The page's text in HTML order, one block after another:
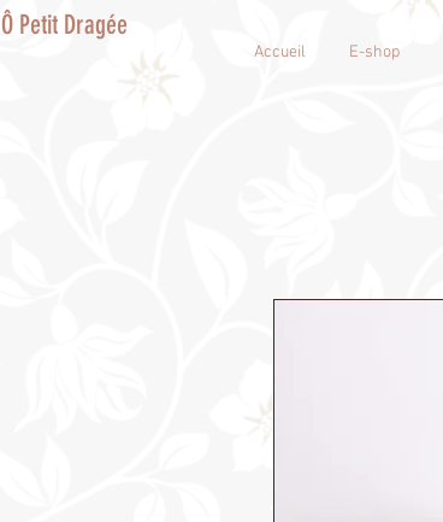
Ô Petit Dragée
Accueil E-shop